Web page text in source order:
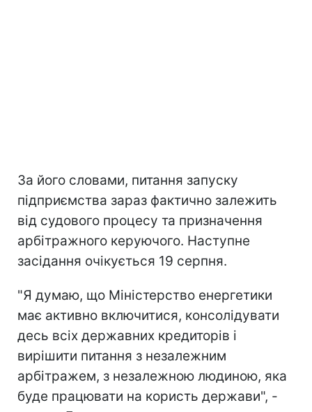
За його словами, питання запуску
підприємства зараз фактично залежить
від судового процесу та призначення
арбітражного керуючого. Наступне
засідання очікується 19 серпня.
"Я думаю, що Міністерство енергетики
має активно включитися, консолідувати
десь всіх державних кредиторів і
вирішити питання з незалежним
арбітражем, з незалежною людиною, яка
буде працювати на користь держави", -